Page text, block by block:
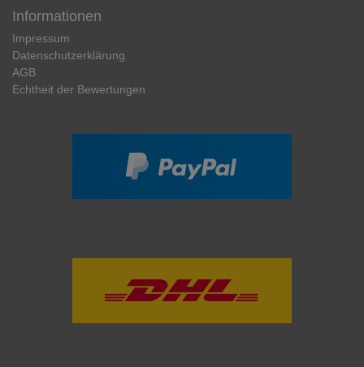
Informationen
Impressum
Daten­schutz­erklärung
AGB
Echtheit der Bewertungen